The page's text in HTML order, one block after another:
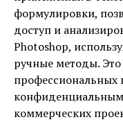
формулировки,
доступ и
Photoshop,
ручные методы.
профессиональных
конфиденциальным
коммерческих